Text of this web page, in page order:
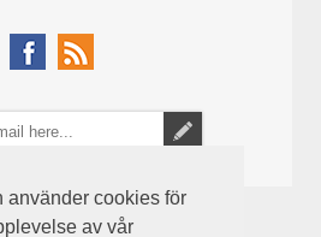
använder cookies för
av vår